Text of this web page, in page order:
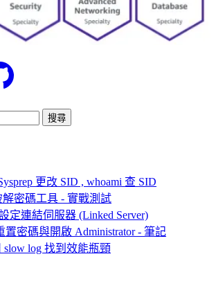
更改 SID , whoami 查 SID
解密碼工具 - 實戰測試
定連結伺服器 (Linked Server)
置密碼與開啟 Administrator - 筆記
slow log 找到效能瓶頸